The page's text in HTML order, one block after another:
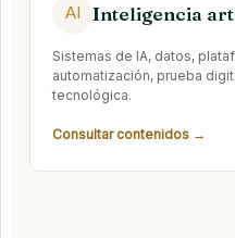
AI Inteligencia
Sistemas de IA, datos,
automatización, prueba
tecnológica.
Consultar contenidos →